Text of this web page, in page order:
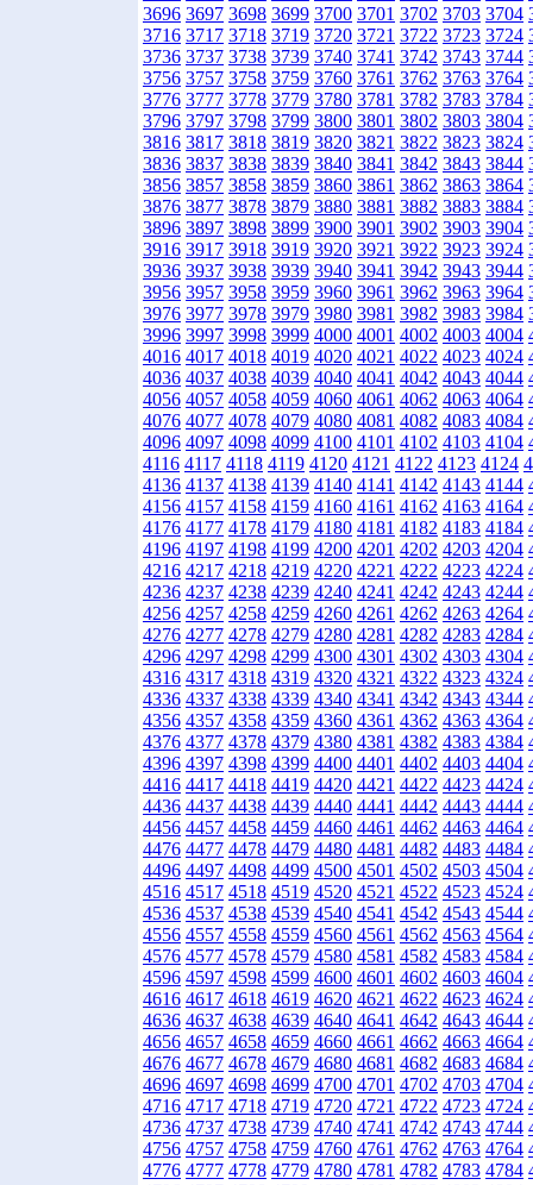
3696 3697 3698 3699 3700 3701 3702 3703 3704
3716 3717 3718 3719 3720 3721 3722 3723 3724
3736 3737 3738 3739 3740 3741 3742 3743 3744
3756 3757 3758 3759 3760 3761 3762 3763 3764
3776 3777 3778 3779 3780 3781 3782 3783 3784
3796 3797 3798 3799 3800 3801 3802 3803 3804
3816 3817 3818 3819 3820 3821 3822 3823 3824
3836 3837 3838 3839 3840 3841 3842 3843 3844
3856 3857 3858 3859 3860 3861 3862 3863 3864
3876 3877 3878 3879 3880 3881 3882 3883 3884
3896 3897 3898 3899 3900 3901 3902 3903 3904
3916 3917 3918 3919 3920 3921 3922 3923 3924
3936 3937 3938 3939 3940 3941 3942 3943 3944
3956 3957 3958 3959 3960 3961 3962 3963 3964
3976 3977 3978 3979 3980 3981 3982 3983 3984
3996 3997 3998 3999 4000 4001 4002 4003 4004
4016 4017 4018 4019 4020 4021 4022 4023 4024
4036 4037 4038 4039 4040 4041 4042 4043 4044
4056 4057 4058 4059 4060 4061 4062 4063 4064
4076 4077 4078 4079 4080 4081 4082 4083 4084
4096 4097 4098 4099 4100 4101 4102 4103 4104
4116 4117 4118 4119 4120 4121 4122 4123 4124
4136 4137 4138 4139 4140 4141 4142 4143 4144
4156 4157 4158 4159 4160 4161 4162 4163 4164
4176 4177 4178 4179 4180 4181 4182 4183 4184
4196 4197 4198 4199 4200 4201 4202 4203 4204
4216 4217 4218 4219 4220 4221 4222 4223 4224
4236 4237 4238 4239 4240 4241 4242 4243 4244
4256 4257 4258 4259 4260 4261 4262 4263 4264
4276 4277 4278 4279 4280 4281 4282 4283 4284
4296 4297 4298 4299 4300 4301 4302 4303 4304
4316 4317 4318 4319 4320 4321 4322 4323 4324
4336 4337 4338 4339 4340 4341 4342 4343 4344
4356 4357 4358 4359 4360 4361 4362 4363 4364
4376 4377 4378 4379 4380 4381 4382 4383 4384
4396 4397 4398 4399 4400 4401 4402 4403 4404
4416 4417 4418 4419 4420 4421 4422 4423 4424
4436 4437 4438 4439 4440 4441 4442 4443 4444
4456 4457 4458 4459 4460 4461 4462 4463 4464
4476 4477 4478 4479 4480 4481 4482 4483 4484
4496 4497 4498 4499 4500 4501 4502 4503 4504
4516 4517 4518 4519 4520 4521 4522 4523 4524
4536 4537 4538 4539 4540 4541 4542 4543 4544
4556 4557 4558 4559 4560 4561 4562 4563 4564
4576 4577 4578 4579 4580 4581 4582 4583 4584
4596 4597 4598 4599 4600 4601 4602 4603 4604
4616 4617 4618 4619 4620 4621 4622 4623 4624
4636 4637 4638 4639 4640 4641 4642 4643 4644
4656 4657 4658 4659 4660 4661 4662 4663 4664
4676 4677 4678 4679 4680 4681 4682 4683 4684
4696 4697 4698 4699 4700 4701 4702 4703 4704
4716 4717 4718 4719 4720 4721 4722 4723 4724
4736 4737 4738 4739 4740 4741 4742 4743 4744
4756 4757 4758 4759 4760 4761 4762 4763 4764
4776 4777 4778 4779 4780 4781 4782 4783 4784